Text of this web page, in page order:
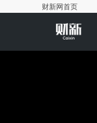
财新网首页